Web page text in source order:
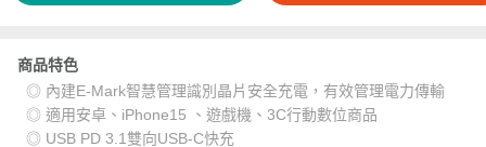
商品特色
◎ 內建E-Mark智慧管理識別晶片安全充電，有效管理電力傳輸
◎ 適用安卓、iPhone15 、遊戲機、3C行動數位商品
◎ USB PD 3.1雙向USB-C快充